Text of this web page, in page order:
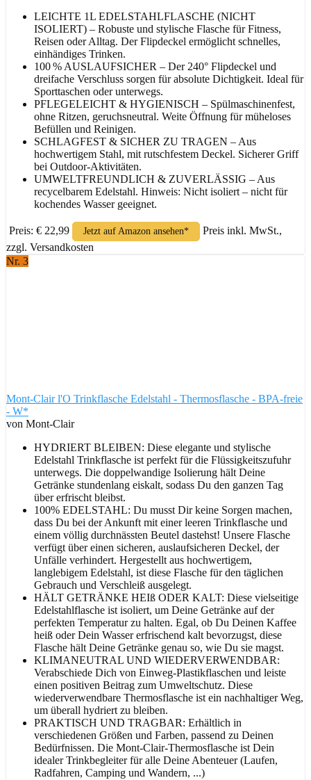
LEICHTE 1L EDELSTAHLFLASCHE (NICHT
ISOLIERT) – Robuste und stylische Flasche für Fitness,
Reisen oder Alltag. Der Flipdeckel ermöglicht schnelles,
einhändiges Trinken.
100 % AUSLAUFSICHER – Der 240° Flipdeckel und
dreifache Verschluss sorgen für absolute Dichtigkeit. Ideal für
Sporttaschen oder unterwegs.
PFLEGELEICHT & HYGIENISCH – Spülmaschinenfest,
ohne Ritzen, geruchsneutral. Weite Öffnung für müheloses
Befüllen und Reinigen.
SCHLAGFEST & SICHER ZU TRAGEN – Aus
hochwertigem Stahl, mit rutschfestem Deckel. Sicherer Griff
bei Outdoor-Aktivitäten.
UMWELTFREUNDLICH & ZUVERLÄSSIG – Aus
recycelbarem Edelstahl. Hinweis: Nicht isoliert – nicht für
kochendes Wasser geeignet.
Preis: € 22,99 Jetzt auf Amazon ansehen*
Preis inkl. MwSt.,
zzgl. Versandkosten
Nr. 3
Mont-Clair l'O Trinkflasche Edelstahl - Thermosflasche - BPA-freie
- W*
von Mont-Clair
HYDRIERT BLEIBEN: Diese elegante und stylische
Edelstahl Trinkflasche ist perfekt für die Flüssigkeitszufuhr
unterwegs. Die doppelwandige Isolierung hält Deine
Getränke stundenlang eiskalt, sodass Du den ganzen Tag
über erfrischt bleibst.
100% EDELSTAHL: Du musst Dir keine Sorgen machen,
dass Du bei der Ankunft mit einer leeren Trinkflasche und
einem völlig durchnässten Beutel dastehst! Unsere Flasche
verfügt über einen sicheren, auslaufsicheren Deckel, der
Unfälle verhindert. Hergestellt aus hochwertigem,
langlebigem Edelstahl, ist diese Flasche für den täglichen
Gebrauch und Verschleiß ausgelegt.
HÄLT GETRÄNKE HEIß ODER KALT: Diese vielseitige
Edelstahlflasche ist isoliert, um Deine Getränke auf der
perfekten Temperatur zu halten. Egal, ob Du Deinen Kaffee
heiß oder Dein Wasser erfrischend kalt bevorzugst, diese
Flasche hält Deine Getränke genau so, wie Du sie magst.
KLIMANEUTRAL UND WIEDERVERWENDBAR:
Verabschiede Dich von Einweg-Plastikflaschen und leiste
einen positiven Beitrag zum Umweltschutz. Diese
wiederverwendbare Thermosflasche ist ein nachhaltiger Weg,
um überall hydriert zu bleiben.
PRAKTISCH UND TRAGBAR: Erhältlich in
verschiedenen Größen und Farben, passend zu Deinen
Bedürfnissen. Die Mont-Clair-Thermosflasche ist Dein
idealer Trinkbegleiter für alle Deine Abenteuer (Laufen,
Radfahren, Camping und Wandern, ...)